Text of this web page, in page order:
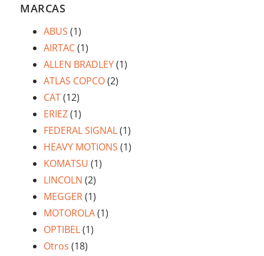
MARCAS
ABUS (1)
AIRTAC(1)
ALLEN BRADLEY(1)
ATLAS COPCO(2)
CAT(12)
ERIEZ(1)
FEDERAL SIGNAL(1)
HEAVY MOTIONS (1)
KOMATSU (1)
LINCOLN (2)
MEGGER(1)
MOTOROLA(1)
OPTIBEL(1)
Otros (18)